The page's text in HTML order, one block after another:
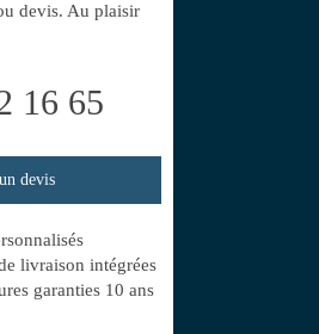
devis. Au plaisir
16 65
devis
livraison intégrées
garanties 10 ans